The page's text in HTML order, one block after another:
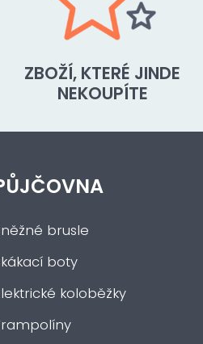
ZBOŽÍ, KTERÉ JINDE
NEKOUPÍTE
brusle
boty
koloběžky